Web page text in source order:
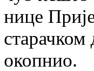
ни­це
ста­рач­ком
окоп­нио.